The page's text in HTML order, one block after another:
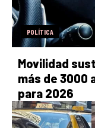
POLÍTICA
Movilidad
más de 3000
para 2026